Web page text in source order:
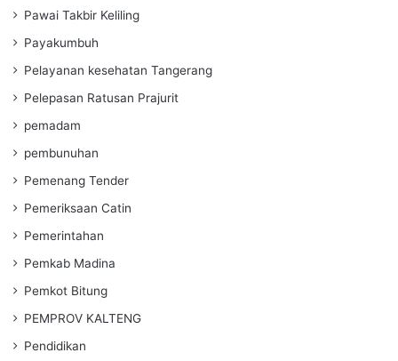
Pawai Takbir Keliling
Payakumbuh
Pelayanan kesehatan Tangerang
Pelepasan Ratusan Prajurit
pemadam
pembunuhan
Pemenang Tender
Pemeriksaan Catin
Pemerintahan
Pemkab Madina
Pemkot Bitung
PEMPROV KALTENG
Pendidikan